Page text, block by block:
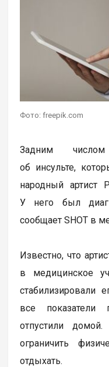
Фото: freepik.com
Задним
об инсульте,
народный артист
У него был
сообщает SHOT в
Известно, что
в медицинское
стабилизировали
все
отпустили
ограничить
отдыхать.